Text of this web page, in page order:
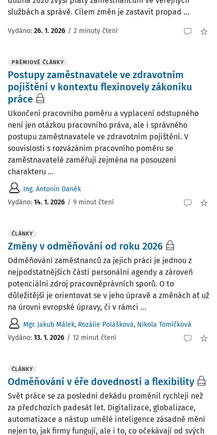
službách a správě. Cílem změn je zastavit propad ...
Vydáno: 26. 1. 2026 / 2 minuty čtení
PRÉMIOVÉ ČLÁNKY
Postupy zaměstnavatele ve zdravotním
pojištění v kontextu flexinovely zákoníku
práce
Ukončení pracovního poměru a vyplacení odstupného
není jen otázkou pracovního práva, ale i správného
postupu zaměstnavatele ve zdravotním pojištění. V
souvislosti s rozvázáním pracovního poměru se
zaměstnavatelé zaměřují zejména na posouzení
charakteru ...
Ing. Antonín Daněk
Vydáno: 14. 1. 2026 / 9 minut čtení
ČLÁNKY
Změny v odměňování od roku 2026
Odměňování zaměstnanců za jejich práci je jednou z
nejpodstatnějších částí personální agendy a zároveň
potenciální zdroj pracovněprávních sporů. O to
důležitější je orientovat se v jeho úpravě a změnách ať už
na úrovni evropské úpravy, či v rámci ...
Mgr. Jakub Málek, Rozálie Polášková, Nikola Tomíčková
Vydáno: 13. 1. 2026 / 12 minut čtení
ČLÁNKY
Odměňování v éře dovedností a flexibility
Svět práce se za poslední dekádu proměnil rychleji než
za předchozích padesát let. Digitalizace, globalizace,
automatizace a nástup umělé inteligence zásadně mění
nejen to, jak firmy fungují, ale i to, co očekávají od svých